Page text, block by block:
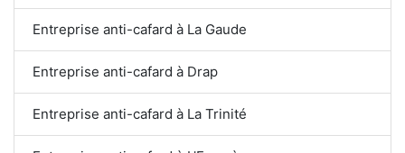
Entreprise anti-cafard à La Gaude
Entreprise anti-cafard à Drap
Entreprise anti-cafard à La Trinité